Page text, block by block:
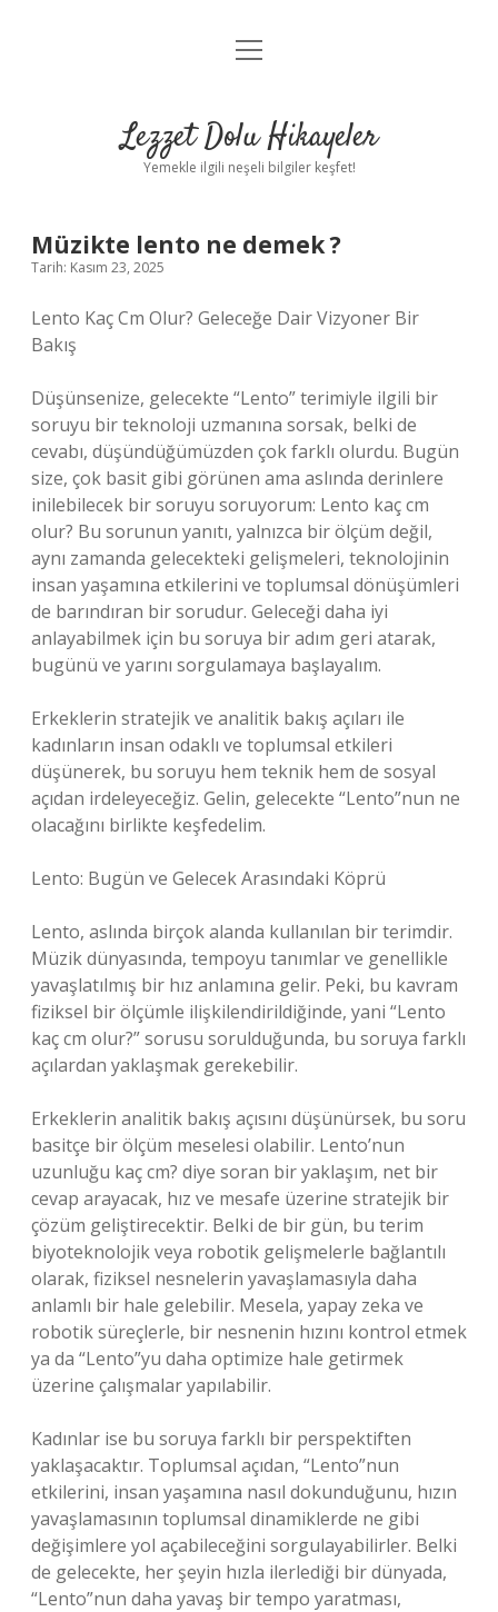
Anasayfa
Yasal Uyarı
menüyü
Lezzet Dolu Hikayeler
Yemekle ilgili neşeli bilgiler keşfet!
Müzikte lento ne demek ?
Tarih: Kasım 23, 2025
Lento Kaç Cm Olur? Geleceğe Dair Vizyoner Bir
Bakış
Düşünsenize, gelecekte “Lento” terimiyle ilgili bir
soruyu bir teknoloji uzmanına sorsak, belki de
cevabı, düşündüğümüzden çok farklı olurdu. Bugün
size, çok basit gibi görünen ama aslında derinlere
inilebilecek bir soruyu soruyorum: Lento kaç cm
olur? Bu sorunun yanıtı, yalnızca bir ölçüm değil,
aynı zamanda gelecekteki gelişmeleri, teknolojinin
insan yaşamına etkilerini ve toplumsal dönüşümleri
de barındıran bir sorudur. Geleceği daha iyi
anlayabilmek için bu soruya bir adım geri atarak,
bugünü ve yarını sorgulamaya başlayalım.
Erkeklerin stratejik ve analitik bakış açıları ile
kadınların insan odaklı ve toplumsal etkileri
düşünerek, bu soruyu hem teknik hem de sosyal
açıdan irdeleyeceğiz. Gelin, gelecekte “Lento”nun ne
olacağını birlikte keşfedelim.
Lento: Bugün ve Gelecek Arasındaki Köprü
Lento, aslında birçok alanda kullanılan bir terimdir.
Müzik dünyasında, tempoyu tanımlar ve genellikle
yavaşlatılmış bir hız anlamına gelir. Peki, bu kavram
fiziksel bir ölçümle ilişkilendirildiğinde, yani “Lento
kaç cm olur?” sorusu sorulduğunda, bu soruya farklı
açılardan yaklaşmak gerekebilir.
Erkeklerin analitik bakış açısını düşünürsek, bu soru
basitçe bir ölçüm meselesi olabilir. Lento’nun
uzunluğu kaç cm? diye soran bir yaklaşım, net bir
cevap arayacak, hız ve mesafe üzerine stratejik bir
çözüm geliştirecektir. Belki de bir gün, bu terim
biyoteknolojik veya robotik gelişmelerle bağlantılı
olarak, fiziksel nesnelerin yavaşlamasıyla daha
anlamlı bir hale gelebilir. Mesela, yapay zeka ve
robotik süreçlerle, bir nesnenin hızını kontrol etmek
ya da “Lento”yu daha optimize hale getirmek
üzerine çalışmalar yapılabilir.
Kadınlar ise bu soruya farklı bir perspektiften
yaklaşacaktır. Toplumsal açıdan, “Lento”nun
etkilerini, insan yaşamına nasıl dokunduğunu, hızın
yavaşlamasının toplumsal dinamiklerde ne gibi
değişimlere yol açabileceğini sorgulayabilirler. Belki
de gelecekte, her şeyin hızla ilerlediği bir dünyada,
“Lento”nun daha yavaş bir tempo yaratması,